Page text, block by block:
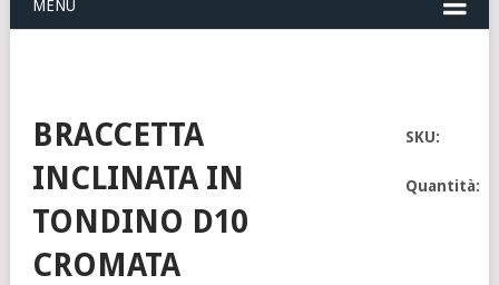
MENU
BRACCETTA
INCLINATA IN
TONDINO D10
CROMATA
SKU:
Quantità: